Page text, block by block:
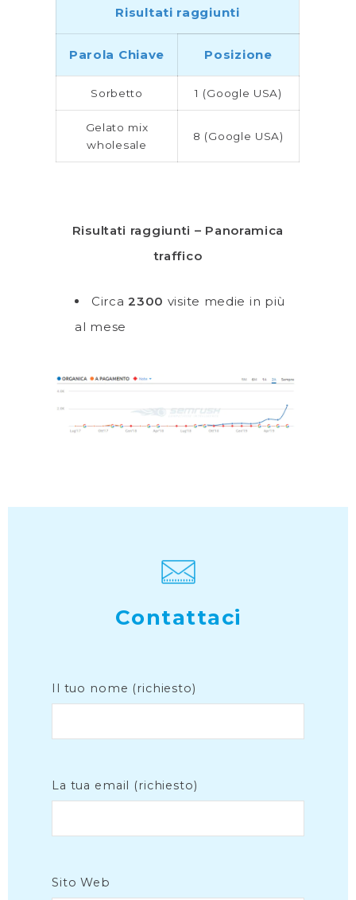
Risultati raggiunti
Parola Chiave Posizione
Sorbetto 1 (Google USA)
Gelato mix
wholesale
8 (Google USA)
Risultati raggiunti – Panoramica
traffico
Circa2300 visite medie in più
al mese
Contattaci
Il tuo nome (richiesto)
La tua email (richiesto)
Sito Web